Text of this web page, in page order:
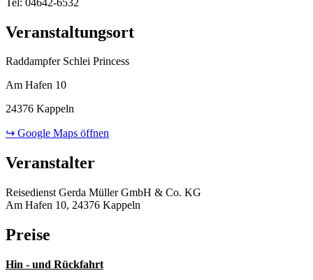
Veranstaltungsort
Raddampfer Schlei Princess
Am Hafen 10
24376 Kappeln
↪ Google Maps öffnen
Veranstalter
Reisedienst Gerda Müller GmbH & Co. KG
Am Hafen 10, 24376 Kappeln
Preise
Hin - und Rückfahrt